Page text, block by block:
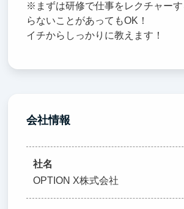
※まずは研修で仕事をレクチャー
らないことがあってもOK！
イチからしっかりに教えます！
会社情報
社名
OPTION X株式会社